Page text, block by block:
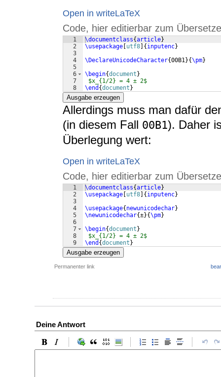
Open in writeLaTeX
Code, hier editierbar zum
1
2
3
4
5
6
7
8
\documentclass{article}
\usepackage utf8 { inputenc}
\DeclareUnicodeCharacter{00B1}{\pm}
\begin{document }
$x_{1/2} = 4 ± 2$
\end {document }
Ausgabe erzeugen
Allerdings muss man dafür
(in diesem Fall 00B1). Daher
Überlegung wert:
Open in writeLaTeX
Code, hier editierbar zum
1
2
3
4
5
6
7
8
9
\documentclass{article}
\usepackage utf8 { inputenc}
\usepackage{ newunicodechar}
\newunicodechar{±}{\pm}
\begin{document }
$x_{1/2} = 4 ± 2$
\end {document }
Ausgabe erzeugen
Permanenter link
Deine Antwort